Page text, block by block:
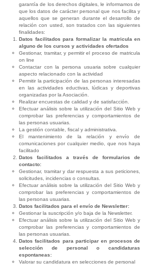
garantía de los derechos digitales, le informamos de
que los datos de carácter personal que nos facilita y
aquellos que se generan durante el desarrollo de
relación con usted, son tratados con las siguientes
finalidades:
Datos facilitados para formalizar la matricula en
alguno de los cursos y actividades ofertados
Gestionar, tramitar, y permitir el proceso de matricula
on line
Contactar con la persona usuaria sobre cualquier
aspecto relacionado con la actividad
Permitir la participación de las personas interesadas
en las actividades eductivas, lúdicas y deportivas
organizadas por la Asociación.
Realizar encuestas de calidad y de satisfacción.
Efectuar análisis sobre la utilización del Sitio Web y
comprobar las preferencias y comportamientos de
las personas usuarias.
La gestión contable, fiscal y administrativa.
El mantenimiento de la relación y envío de
comunicaciones por cualquier medio, que nos haya
facilitado
Datos facilitados a través de formularios de
contacto:
Gestionar, tramitar y dar respuesta a sus peticiones,
solicitudes, incidencias o consultas.
Efectuar análisis sobre la utilización del Sitio Web y
comprobar las preferencias y comportamientos de
las personas usuarias.
Datos facilitados para el envío de Newsletter:
Gestionar la suscripción y/o baja de la Newsletter.
Efectuar análisis sobre la utilización del Sitio Web y
comprobar las preferencias y comportamientos de
las personas usuarias.
Datos facilitados para participar en procesos de
selección de personal o candidaturas
espontaneas:
Valorar su candidatura en selecciones de personal